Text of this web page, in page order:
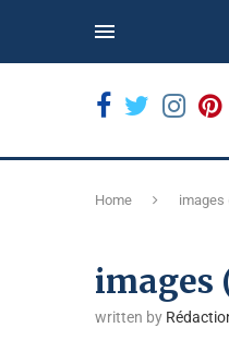
BUKAVU :
Home images
images
written by